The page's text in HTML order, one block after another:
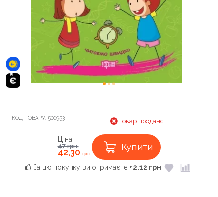
КОД ТОВАРУ: 500953 Товар продано
Ціна:
47грн.
42,30 грн.
Купити
За цю покупку ви отримаєте +2.12 грн